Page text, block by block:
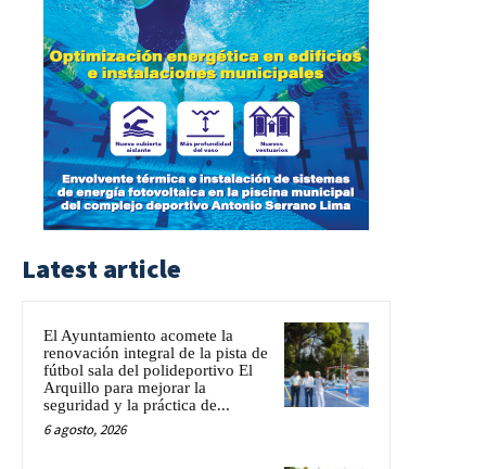
Latest article
El Ayuntamiento acomete la
renovación integral de la pista de
fútbol sala del polideportivo El
Arquillo para mejorar la
seguridad y la práctica de...
6 agosto, 2026